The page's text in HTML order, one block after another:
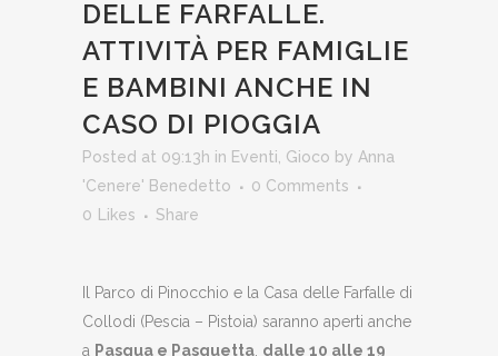
DELLE FARFALLE.
ATTIVITÀ PER FAMIGLIE
E BAMBINI ANCHE IN
CASO DI PIOGGIA
Posted at 09:13h in Eventi, Gioco by Anna
'Cenere' Benedetto
0 Comments
0 Likes Share
Il Parco di Pinocchio e la Casa delle Farfalle di
Collodi (Pescia – Pistoia) saranno aperti anche
a Pasqua e Pasquetta, dalle 10 alle 19